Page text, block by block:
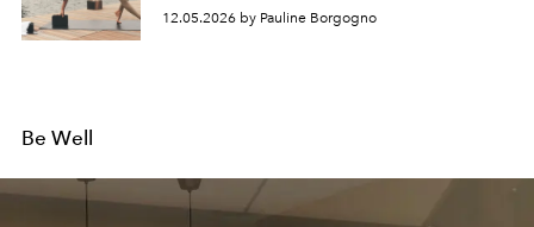
12.05.2026 by Pauline Borgogno
Be Well